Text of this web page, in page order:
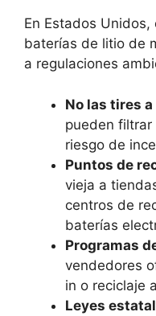
En Estados
baterías de litio de
a regulaciones
No las tires
pueden filtrar
riesgo de
Puntos de
vieja a
centros de
baterías
Programas
vendedores
in o reciclaje
Leyes